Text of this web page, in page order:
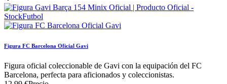
Figura FC Barcelona Oficial Gavi
Figura oficial coleccionable de Gavi con la equipación del FC
Barcelona, perfecta para aficionados y coleccionistas.